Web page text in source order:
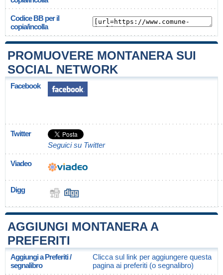
Codice BB per il
copia/incolla
PROMUOVERE MONTANERA SUI
SOCIAL NETWORK
Facebook
Twitter
Seguici su Twitter
Viadeo
Digg
AGGIUNGI MONTANERA A
PREFERITI
Aggiungi a Preferiti /
segnalibro
Clicca sul link per aggiungere questa
pagina ai preferiti (o segnalibro)